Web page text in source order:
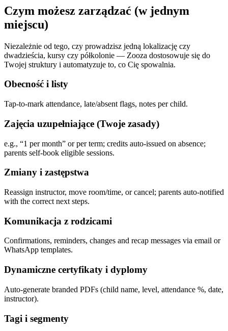
Czym możesz zarządzać (w jednym
miejscu)
Niezależnie od tego, czy prowadzisz jedną lokalizację czy
dwadzieścia, kursy czy półkolonie — Zooza dostosowuje się do
Twojej struktury i automatyzuje to, co Cię spowalnia.
Obecność i listy
Tap-to-mark attendance, late/absent flags, notes per child.
Zajęcia uzupełniające (Twoje zasady)
e.g., “1 per month” or per term; credits auto-issued on absence;
parents self-book eligible sessions.
Zmiany i zastępstwa
Reassign instructor, move room/time, or cancel; parents auto-notified
with the correct next steps.
Komunikacja z rodzicami
Confirmations, reminders, changes and recap messages via email or
WhatsApp templates.
Dynamiczne certyfikaty i dyplomy
Auto-generate branded PDFs (child name, level, attendance %, date,
instructor).
Tagi i segmenty